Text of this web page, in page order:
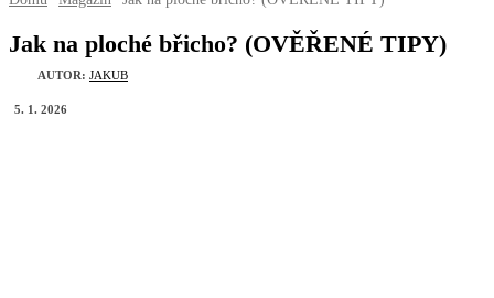
Jak na ploché břicho? (OVĚŘENÉ TIPY)
AUTOR: JAKUB
5. 1. 2026